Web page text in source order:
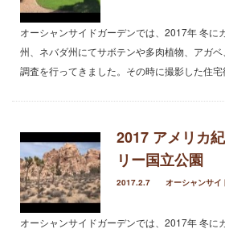
オーシャンサイドガーデンでは、2017年 冬に
州、ネバダ州にてサボテンや多肉植物、アガ
調査を行ってきました。その時に撮影した住
2017 アメリカ
リー国立公園
2017.2.7 オーシャンサ
オーシャンサイドガーデンでは、2017年 冬に
ヤシの木・ユッカ・アガベ・シンボ
THE PACIFIC